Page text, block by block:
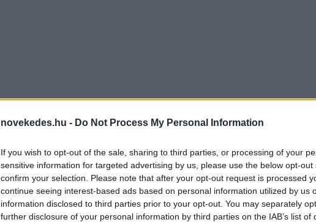
novekedes.hu - Do Not Process My Personal Information
If you wish to opt-out of the sale, sharing to third parties, or processing of your
sensitive information for targeted advertising by us, please use the below opt-out
confirm your selection. Please note that after your opt-out request is processed
continue seeing interest-based ads based on personal information utilized by us
information disclosed to third parties prior to your opt-out. You may separately
further disclosure of your personal information by third parties on the IAB’s list of